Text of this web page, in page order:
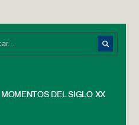
MOMENTOS DEL SIGLO XX